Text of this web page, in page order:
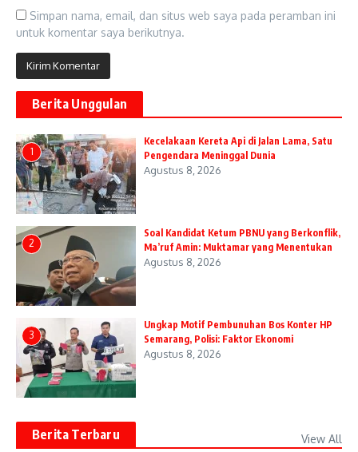
Simpan nama, email, dan situs web saya pada peramban ini
untuk komentar saya berikutnya.
Berita Unggulan
1
Kecelakaan Kereta Api di Jalan Lama, Satu
Pengendara Meninggal Dunia
Agustus 8, 2026
2
Soal Kandidat Ketum PBNU yang Berkonflik,
Ma’ruf Amin: Muktamar yang Menentukan
Agustus 8, 2026
3
Ungkap Motif Pembunuhan Bos Konter HP
Semarang, Polisi: Faktor Ekonomi
Agustus 8, 2026
Berita Terbaru View All